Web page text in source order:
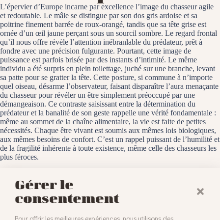
Gérer le
consentement
L’épervier d’Europe incarne par excellence l’image du chasseur agile
et redoutable. Le mâle se distingue par son dos gris ardoise et sa
poitrine finement barrée de roux-orangé, tandis que sa tête grise est
ornée d’un œil jaune perçant sous un sourcil sombre. Le regard frontal
qu’il nous offre révèle l’attention inébranlable du prédateur, prêt à
fondre avec une précision fulgurante. Pourtant, cette image de
puissance est parfois brisée par des instants d’intimité. Le même
individu a été surpris en plein toilettage, juché sur une branche, levant
sa patte pour se gratter la tête. Cette posture, si commune à n’importe
quel oiseau, désarme l’observateur, faisant disparaître l’aura menaçante
du chasseur pour révéler un être simplement préoccupé par une
démangeaison. Ce contraste saisissant entre la détermination du
prédateur et la banalité de son geste rappelle une vérité fondamentale :
même au sommet de la chaîne alimentaire, la vie est faite de petites
nécessités. Chaque être vivant est soumis aux mêmes lois biologiques,
aux mêmes besoins de confort. C’est un rappel puissant de l’humilité et
de la fragilité inhérente à toute existence, même celle des chasseurs les
plus féroces.